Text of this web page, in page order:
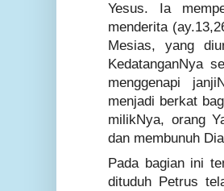
Yesus. Ia
menderita
Mesias, yang
KedatanganNya
menggenapi
menjadi berkat
milikNya, orang
dan membunuh
Pada bagian ini
dituduh Petrus